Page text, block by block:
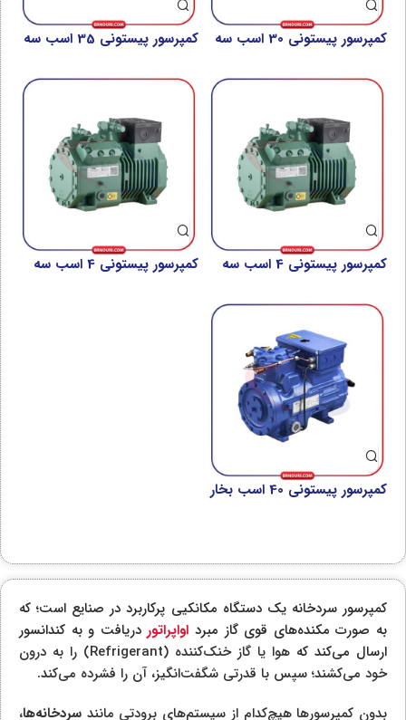
کمپرسور پیستونی 30 اسب سه
40P
کمپرسور پیستونی 35 اسب سه
40P
کمپرسور پیستونی 4 اسب سه
کمپرسور پیستونی 4 اسب سه
کمپرسور پیستونی 40 اسب بخار
کمپرسور سردخانه یک دستگاه مکانکیی پرکاربرد در صنایع است؛ که
به صورت مکنده‌های قوی گاز مبرد اواپراتور دریافت و به کندانسور
ارسال می‌کند که
هوا یا گاز خنک‌کننده (Refrigerant) را به درون
خود می‌کشند؛ سپس با قدرتی شگفت‌انگیز، آن را فشرده می‌کند.
بدون کمپرسورها هیچ‌کدام از سیستم‌های برودتی مانند سردخانه‌ها،